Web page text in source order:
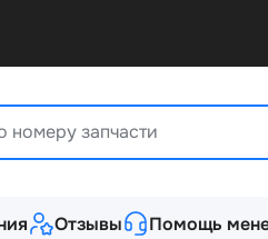
Отзывы Помощь